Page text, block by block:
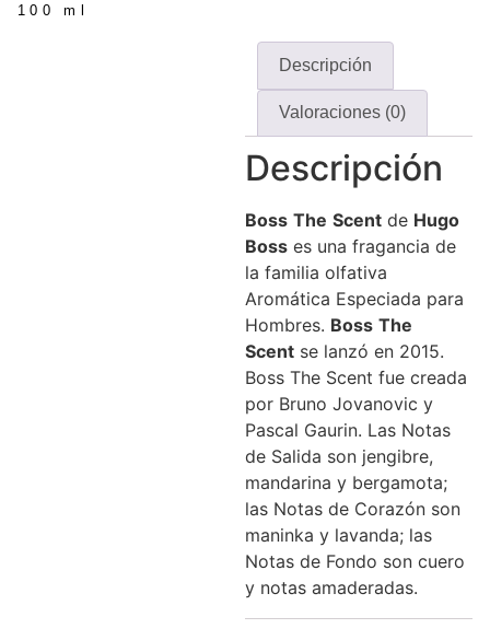
100 ml
Descripción
Valoraciones (0)
Descripción
Boss The Scent de Hugo
Boss es una fragancia de
la familia olfativa
Aromática Especiada para
Hombres. Boss The
Scent se lanzó en 2015.
Boss The Scent fue creada
por Bruno Jovanovic y
Pascal Gaurin. Las Notas
de Salida son jengibre,
mandarina y bergamota;
las Notas de Corazón son
maninka y lavanda; las
Notas de Fondo son cuero
y notas amaderadas.